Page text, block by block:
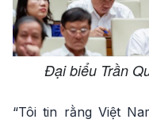
Đại biểu Trần
“Tôi tin rằng Việt